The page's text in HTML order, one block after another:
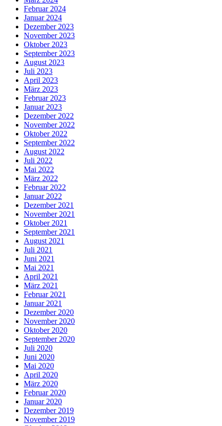
Februar 2024
Januar 2024
Dezember 2023
November 2023
Oktober 2023
September 2023
August 2023
Juli 2023
April 2023
März 2023
Februar 2023
Januar 2023
Dezember 2022
November 2022
Oktober 2022
September 2022
August 2022
Juli 2022
Mai 2022
März 2022
Februar 2022
Januar 2022
Dezember 2021
November 2021
Oktober 2021
September 2021
August 2021
Juli 2021
Juni 2021
Mai 2021
April 2021
März 2021
Februar 2021
Januar 2021
Dezember 2020
November 2020
Oktober 2020
September 2020
Juli 2020
Juni 2020
Mai 2020
April 2020
März 2020
Februar 2020
Januar 2020
Dezember 2019
November 2019